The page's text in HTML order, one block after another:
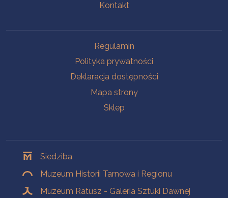
Kontakt
Regulamin
Polityka prywatności
Deklaracja dostępności
Mapa strony
Sklep
Siedziba
Muzeum Historii Tarnowa i Regionu
Muzeum Ratusz - Galeria Sztuki Dawnej